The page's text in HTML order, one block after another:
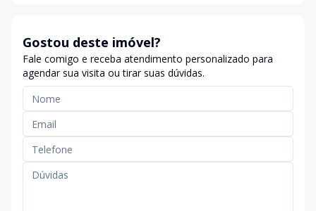
Gostou deste imóvel?
Fale comigo e receba atendimento personalizado para
agendar sua visita ou tirar suas dúvidas.